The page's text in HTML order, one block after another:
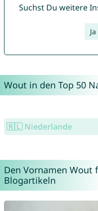
Suchst Du weitere
Ja
Wout in den Top 50
🇳🇱 Niederlande
Den Vornamen Wout
Blogartikeln